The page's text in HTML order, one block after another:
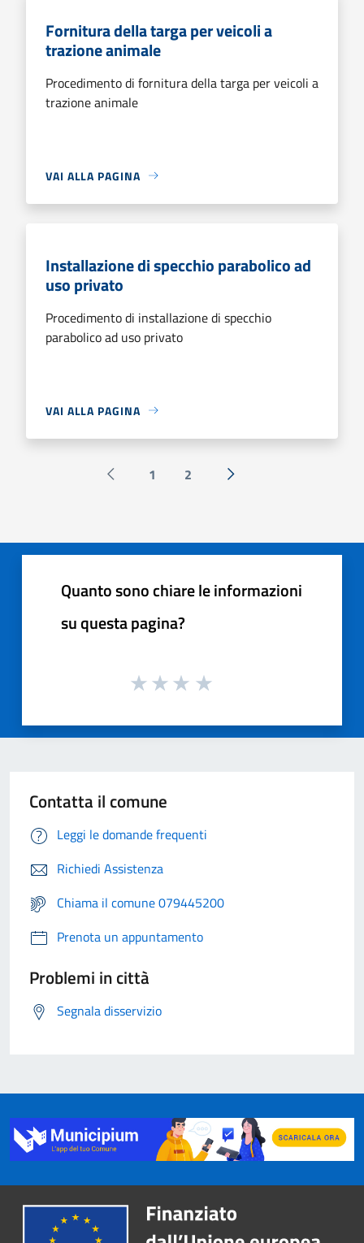
Fornitura della targa per veicoli a
trazione animale
Procedimento di fornitura della targa per veicoli a
trazione animale
VAI ALLA PAGINA
Installazione di specchio parabolico ad
uso privato
Procedimento di installazione di specchio
parabolico ad uso privato
VAI ALLA PAGINA
Pagina precedente
1 2 Successiva »
Quanto sono chiare le informazioni
su questa pagina?
Contatta il comune
Leggi le domande frequenti
Richiedi Assistenza
Chiama il comune 079445200
Prenota un appuntamento
Problemi in città
Segnala disservizio